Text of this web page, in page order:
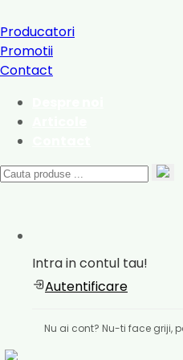
Producatori
Promotii
Contact
Intra in contul tau!
Autentificare
Nu ai cont? Nu-ti face griji,